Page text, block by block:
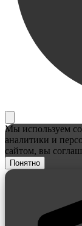
Мы используем
аналитики и
сайтом, вы
Понятно